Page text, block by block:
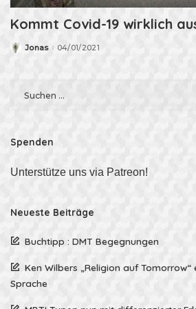
Kommt Covid-19 wirklich
Posted
Jonas 04/01/2021
Spenden
Unterstütze uns via Patreon!
Neueste Beiträge
Buchtipp : DMT Begegnungen
Ken Wilbers „Religion auf
Sprache